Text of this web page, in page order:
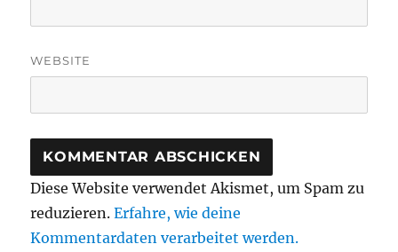
WEBSITE
Diese Website verwendet Akismet, um Spam zu
reduzieren.Erfahre, wie deine
Kommentardaten verarbeitet werden.